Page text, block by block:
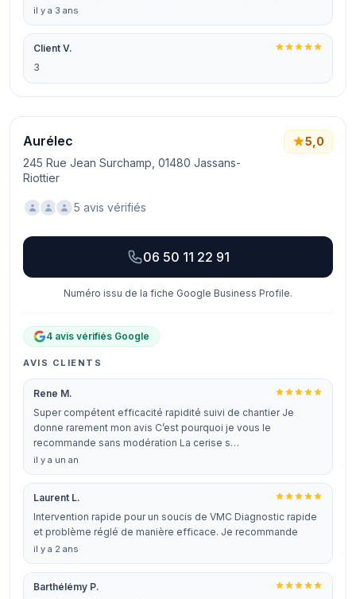
il y a 3 ans
Client V.
3
Aurélec
245 Rue Jean Surchamp, 01480 Jassans-
Riottier
5,0
5 avis vérifiés
06 50 11 22 91
Numéro issu de la fiche Google Business Profile.
4 avis vérifiés Google
AVIS CLIENTS
Rene M.
Super compétent efficacité rapidité suivi de chantier Je
donne rarement mon avis C’est pourquoi je vous le
recommande sans modération La cerise s…
il y a un an
Laurent L.
Intervention rapide pour un soucis de VMC Diagnostic rapide
et problème réglé de manière efficace. Je recommande
il y a 2 ans
Barthélémy P.